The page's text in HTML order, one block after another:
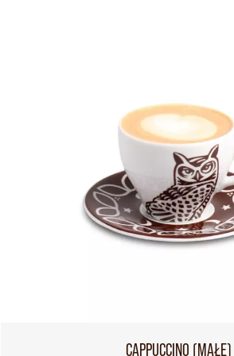
CAPPUCCINO (MAŁE)